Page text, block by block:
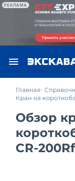
РЕКЛАМА
Главная
Кран на
Обзор
CR-200Rf